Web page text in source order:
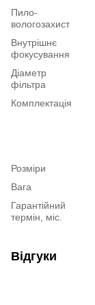
Пило-
вологозахист
Внутрішнє
фокусування
Діаметр
фільтра
Комплектація
Розміри
Вага
Гарантійний
термін, міс.
Відгуки